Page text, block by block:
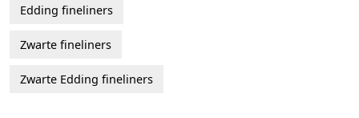
Edding fineliners
Zwarte fineliners
Zwarte Edding fineliners